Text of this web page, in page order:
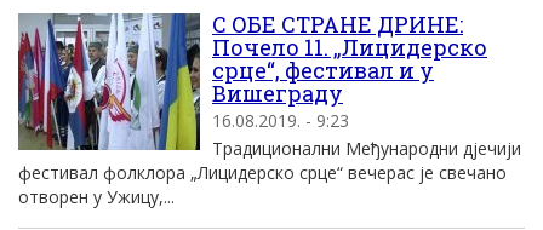
С ОБЕ СТРАНЕ ДРИНЕ:
Почело 11. „Лицидерско
срце“, фестивал и у
Вишеграду
16.08.2019. - 9:23
Традиционални Међународни дјечији
фестивал фолклора „Лицидерско срце“ вечерас је свечано
отворен у Ужицу,...